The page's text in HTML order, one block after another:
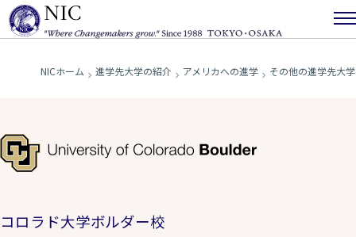
NICホーム 進学先大学の紹介 アメリカへの進学 その他の進学先大学
コロラド大学ボルダー校